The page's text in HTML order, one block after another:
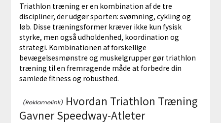
Triathlon træning er en kombination af de tre
discipliner, der udgør sporten: svømning, cykling og
løb. Disse træningsformer kræver ikke kun fysisk
styrke, men også udholdenhed, koordination og
strategi. Kombinationen af forskellige
bevægelsesmønstre og muskelgrupper gør triathlon
træning til en fremragende måde at forbedre din
samlede fitness og robusthed.
Hvordan Triathlon Træning
Gavner Speedway-Atleter